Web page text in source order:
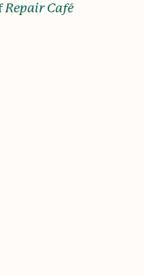
Repair Café